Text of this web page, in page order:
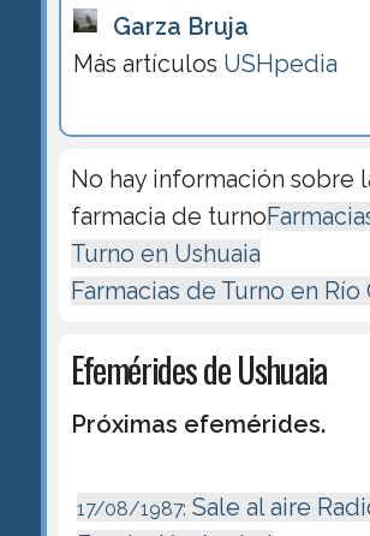
Garza Bruja
Más artículos USHpedia
No hay información sobre
farmacia de turno
Turno en Ushuaia
Farmacias de Turno en Río
Efemérides de Ushuaia
Próximas efemérides.
17/08/1987: Sale al aire